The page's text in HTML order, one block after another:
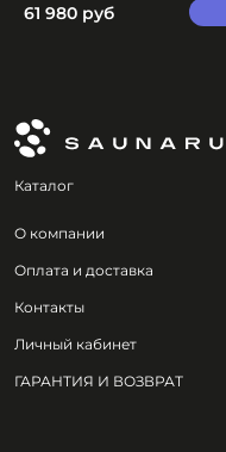
61 980 руб
Каталог
О компании
Оплата и доставка
Контакты
Личный кабинет
ГАРАНТИЯ И ВОЗВРАТ